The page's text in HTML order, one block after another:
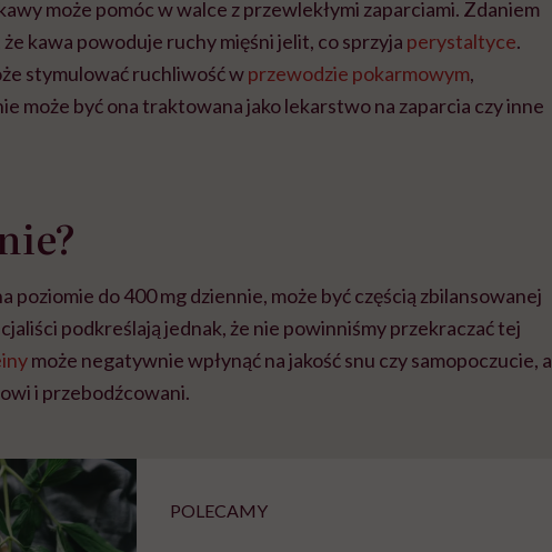
może pomóc w walce z przewlekłymi zaparciami. Zdaniem
kawa powoduje ruchy mięśni jelit, co sprzyja perystaltyce.
stymulować ruchliwość wprzewodzie pokarmowym,
może być ona traktowana jako lekarstwo na zaparcia czy inne
poziomie do 400 mg dziennie, może być częścią zbilansowanej
podkreślają jednak, że nie powinniśmy przekraczać tej
może negatywnie wpłynąć na jakość snu czy samopoczucie, a
i przebodźcowani.
POLECAMY